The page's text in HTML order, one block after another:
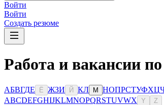
Войти
Войти
Создать резюме
Работа и вакансии
АБВГДЕ Ё ЖЗИ Й КЛ М НОПРСТУФХЦ
ABCDEFGHIJKLMNOPQRSTUVWX Y Z